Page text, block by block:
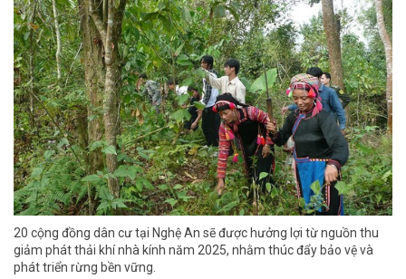
20 cộng đồng dân cư tại Nghệ An sẽ được hưởng lợi từ nguồn thu
giảm phát thải khí nhà kính năm 2025, nhằm thúc đẩy bảo vệ và
phát triển rừng bền vững.